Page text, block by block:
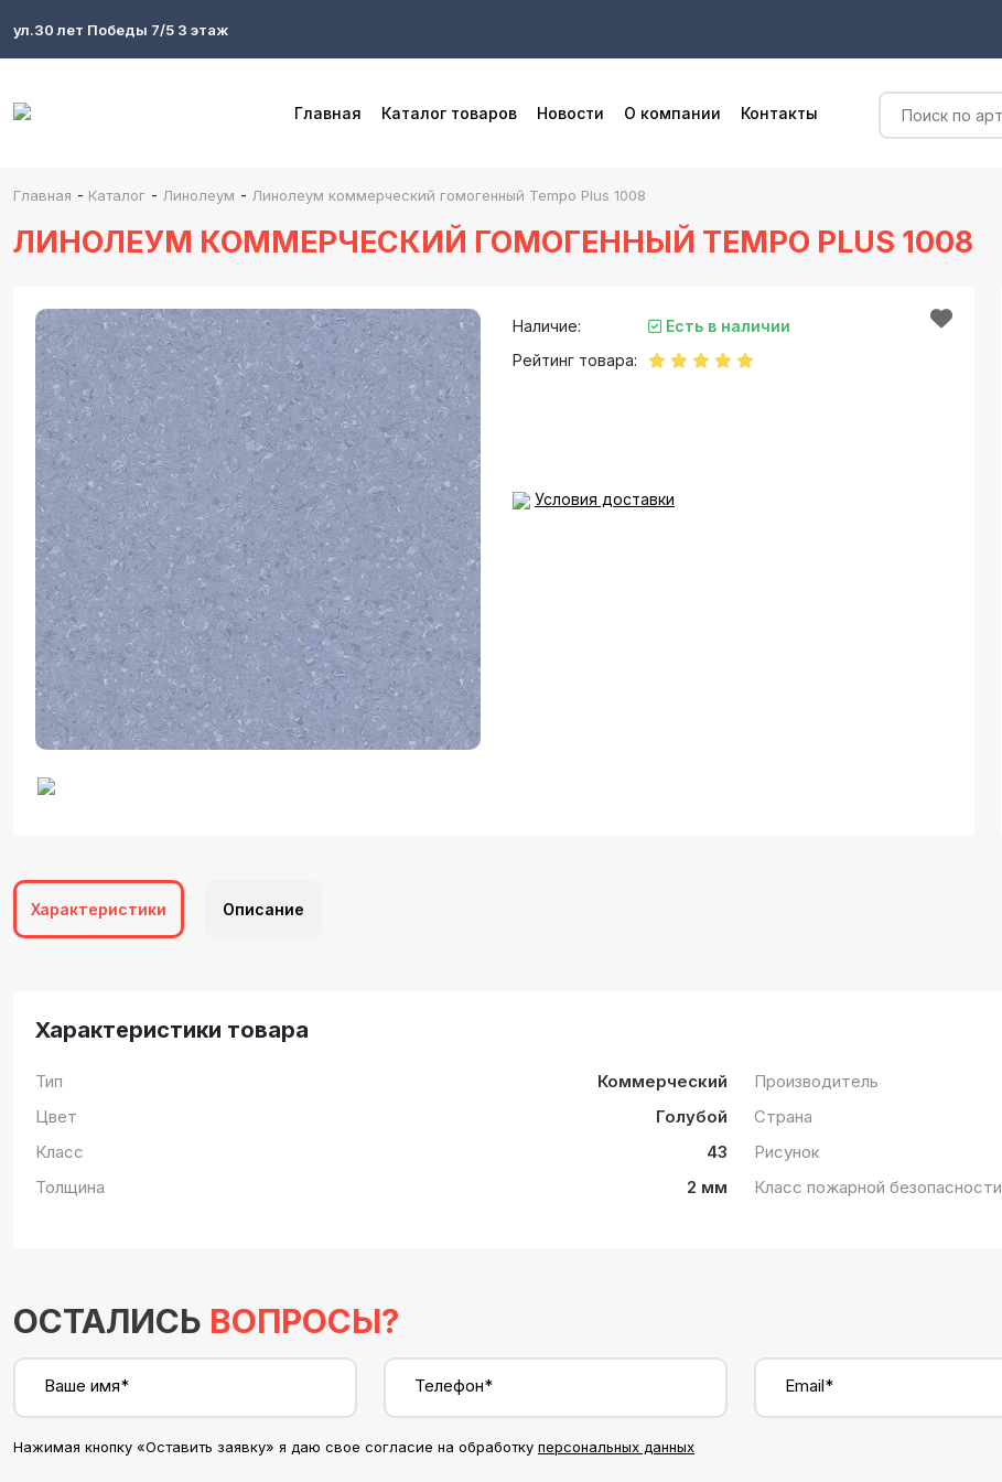
ул.30 лет Победы 7/5 3 этаж
Главная Каталог товаров Новости О компании Контакты
Главная - Каталог - Линолеум - Линолеум коммерческий гомогенный Tempo Plus 1008
ЛИНОЛЕУМ КОММЕРЧЕСКИЙ ГОМОГЕННЫЙ TEMPO PLUS 1008
Наличие:
Есть в наличии
Рейтинг товара:
Условия доставки
Характеристики Описание
Характеристики товара
Тип
Коммерческий
Цвет
Голубой
Класс
43
Толщина
2 мм
Производитель
Страна
Рисунок
Класс пожарной безопасности
ОСТАЛИСЬ ВОПРОСЫ?
Ваше имя* Телефон* Email*
Нажимая кнопку «Оставить заявку» я даю свое согласие на обработку персональных данных